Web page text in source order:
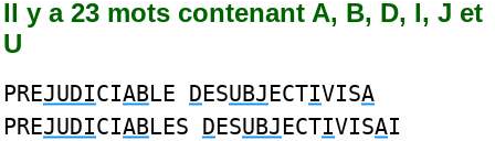
Il y a 23 mots contenant A, B, D, I, J et
U
PREJUDICIABLE DESUBJECTIVISA
PREJUDICIABLES DESUBJECTIVISAI